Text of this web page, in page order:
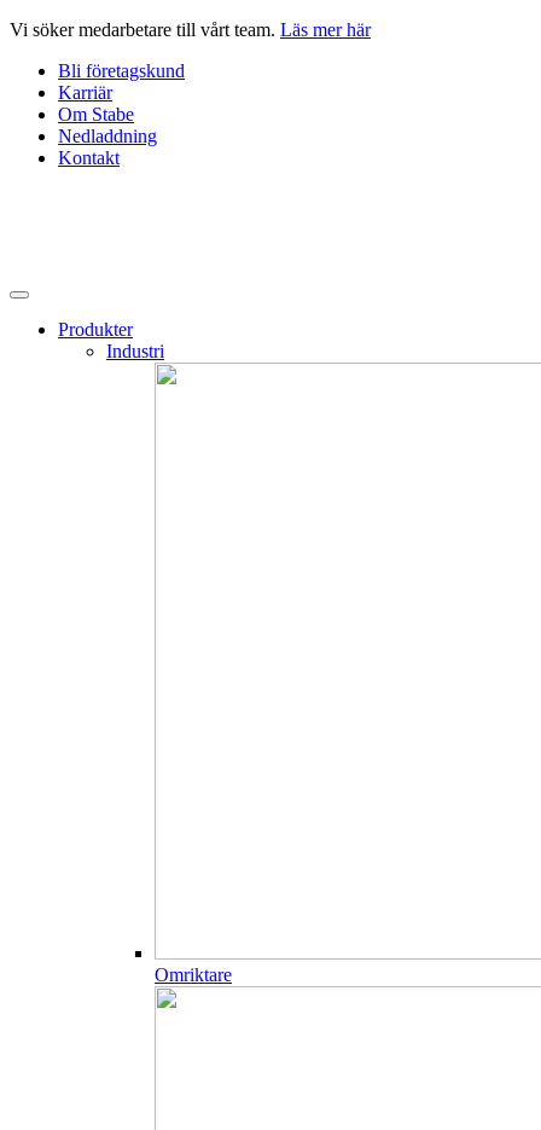
Hoppa
innehåll
Vi söker medarbetare till vårt team. Läs mer här
Bli företagskund
Karriär
Om Stabe
Nedladdning
Kontakt
Produkter
Industri
Omriktare